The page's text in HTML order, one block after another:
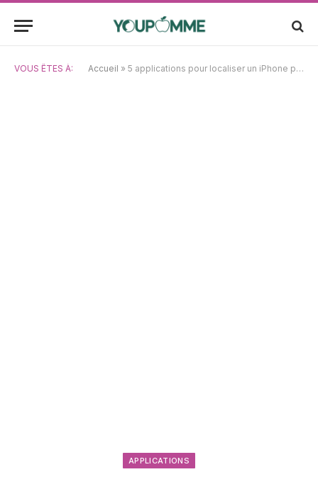
VOUS ÊTES À: Accueil » 5 applications pour localiser un iPhone perdu ou volé
APPLICATIONS